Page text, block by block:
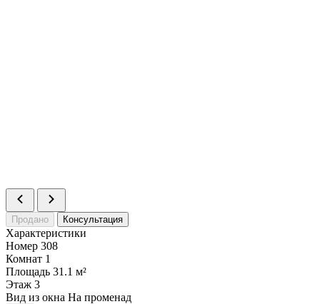
Продано Консультация
Характеристики
Номер 308
Комнат 1
Площадь 31.1 м²
Этаж 3
Вид из окна На променад